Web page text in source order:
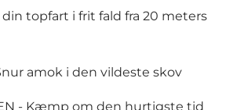
din topfart i frit fald fra 20 meters
amok i den vildeste skov
- Kæmp om den hurtigste tid